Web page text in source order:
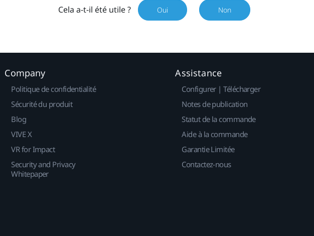
Cela a-t-il été utile ? Oui Non
Company
Politique de confidentialité
Sécurité du produit
Blog
VIVE X
VR for Impact
Security and Privacy
Whitepaper
Assistance
Configurer | Télécharger
Notes de publication
Statut de la commande
Aide à la commande
Garantie Limitée
Contactez-nous